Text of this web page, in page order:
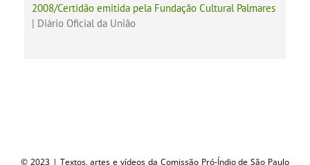
2008/Certidão emitida pela Fundação Cultural Palmares
| Diário Oficial da União
© 2023 | Textos, artes e vídeos da Comissão Pró-Índio de São Paulo